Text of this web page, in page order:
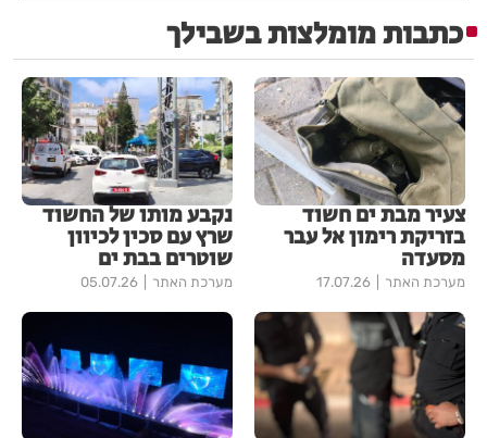
כתבות מומלצות בשבילך
צעיר מבת ים חשוד
בזריקת רימון אל עבר
מסעדה
מערכת האתר 17.07.26
נקבע מותו של החשוד
שרץ עם סכין לכיוון
שוטרים בבת ים
מערכת האתר 05.07.26